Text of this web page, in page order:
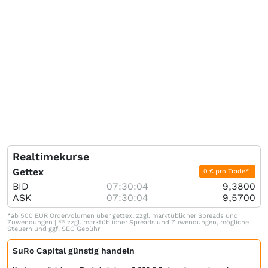
Realtimekurse
Gettex 0 € pro Trade*
BID 07:30:04
9,3800
ASK
07:30:04 9,5700
*ab 500 EUR Ordervolumen über gettex, zzgl. marktüblicher Spreads und
Zuwendungen | ** zzgl. marktüblicher Spreads und Zuwendungen, mögliche
Steuern und ggf. SEC Gebühr
SuRo Capital günstig handeln